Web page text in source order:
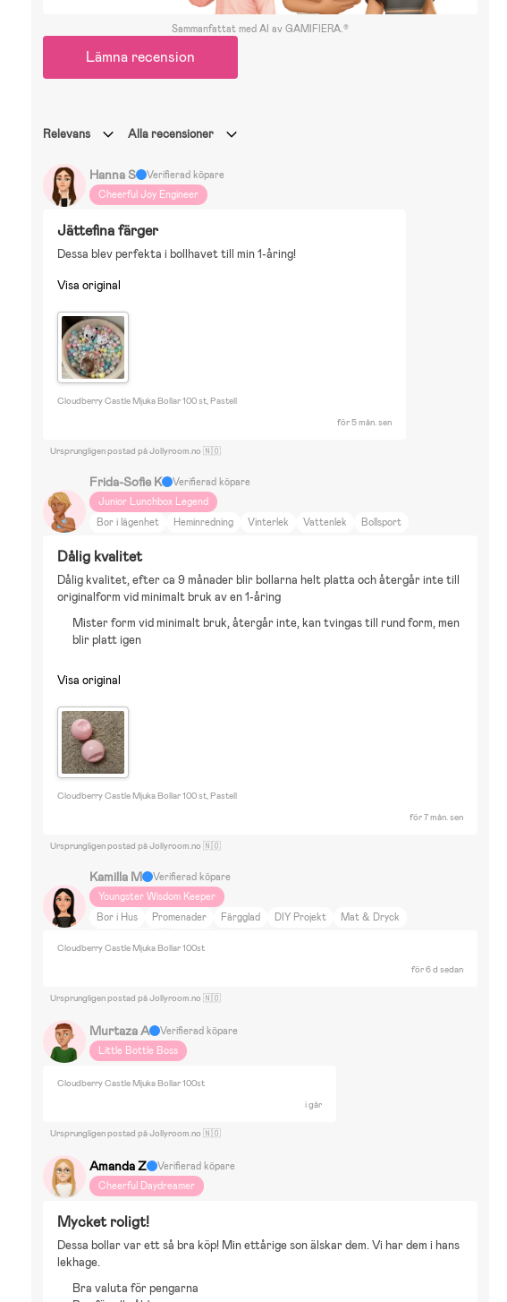
Sammanfattat med AI av GAMIFIERA.®
Lämna recension
Relevans Alla recensioner
Hanna S
Verifierad köpare
Cheerful Joy Engineer
Jättefina färger
Dessa blev perfekta i bollhavet till min 1-åring!
Visa original
Cloudberry Castle Mjuka Bollar 100 st, Pastell
för 5 mån. sen
Ursprungligen postad på Jollyroom.no 🇳🇴
Frida-Sofie K
Verifierad köpare
Junior Lunchbox Legend
Bor i lägenhet
Heminredning Vinterlek Vattenlek Bollsport
Dålig kvalitet
Dålig kvalitet, efter ca 9 månader blir bollarna helt platta och återgår inte till
originalform vid minimalt bruk av en 1-åring
Mister form vid minimalt bruk, återgår inte, kan tvingas till rund form, men
blir platt igen
Visa original
Cloudberry Castle Mjuka Bollar 100 st, Pastell
för 7 mån. sen
Ursprungligen postad på Jollyroom.no 🇳🇴
Kamilla M
Verifierad köpare
Youngster Wisdom Keeper
Bor i Hus
Promenader Färgglad DIY Projekt
Mat & Dryck
Cloudberry Castle Mjuka Bollar 100st
för 6 d sedan
Ursprungligen postad på Jollyroom.no 🇳🇴
Murtaza A
Verifierad köpare
Little Bottle Boss
Cloudberry Castle Mjuka Bollar 100st
i går
Ursprungligen postad på Jollyroom.no 🇳🇴
Amanda Z
Verifierad köpare
Cheerful Daydreamer
Mycket roligt!
Dessa bollar var ett så bra köp! Min ettårige son älskar dem. Vi har dem i hans
lekhage.
Bra valuta för pengarna